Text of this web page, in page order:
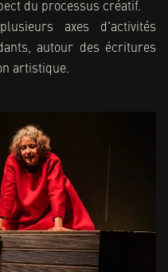
du processus créatif.
axes d'activités
autour des écritures
artistique.
de spectacles